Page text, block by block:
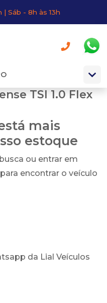
| Sáb - 8h às 13h
TSI 1.0 Flex
mais
estoque
ou entrar em
encontrar o veículo
da Lial Veículos